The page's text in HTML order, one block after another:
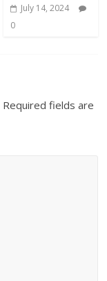
July 14, 2024
0
Required fields are